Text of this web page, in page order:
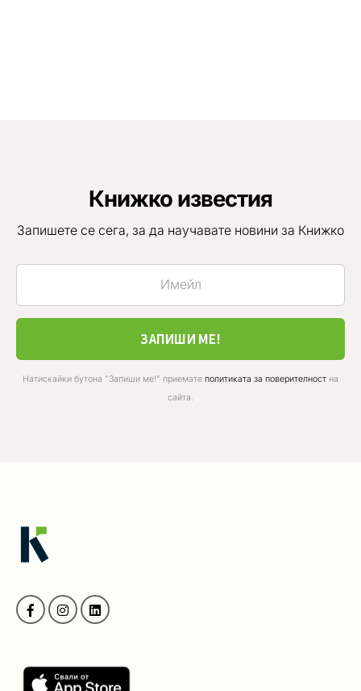
Книжко известия
Запишете се сега, за да научавате новини за Книжко
ЗАПИШИ МЕ!
Натискайки бутона "Запиши ме!" приемате политиката за поверителност на
сайта.